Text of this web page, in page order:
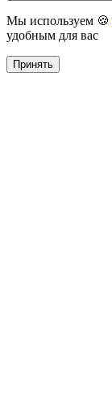
Мы используем 🍪
удобным для вас
Принять